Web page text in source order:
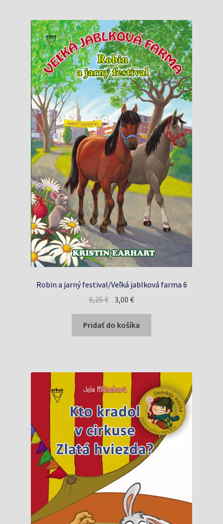
Robin a jarný festival/Veľká jablková farma 6
6,25€ Pôvodná
cena
bola:
6,25 €.
3,00€Aktuálna
cena
je:
3,00 €.
Pridať do košíka